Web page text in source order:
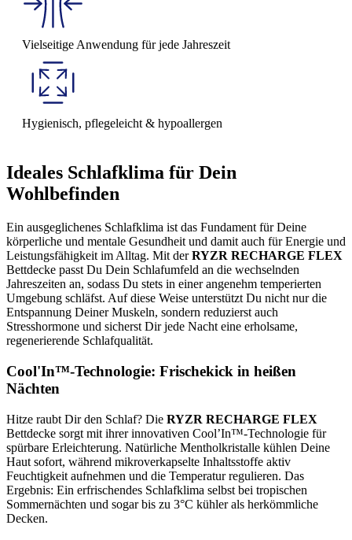
Vielseitige Anwendung für jede Jahreszeit
Hygienisch, pflegeleicht & hypoallergen
Ideales Schlafklima für Dein
Wohlbefinden
Ein ausgeglichenes Schlafklima ist das Fundament für Deine
körperliche und mentale Gesundheit und damit auch für Energie und
Leistungsfähigkeit im Alltag. Mit derRYZR RECHARGE FLEX
Bettdecke passt Du Dein Schlafumfeld an die wechselnden
Jahreszeiten an, sodass Du stets in einer angenehm temperierten
Umgebung schläfst. Auf diese Weise unterstützt Du nicht nur die
Entspannung Deiner Muskeln, sondern reduzierst auch
Stresshormone und sicherst Dir jede Nacht eine erholsame,
regenerierende Schlafqualität.
Cool'In™-Technologie: Frischekick in heißen
Nächten
Hitze raubt Dir den Schlaf? Die RYZR RECHARGE FLEX
Bettdecke sorgt mit ihrer innovativen Cool’In™-Technologie für
spürbare Erleichterung. Natürliche Mentholkristalle kühlen Deine
Haut sofort, während mikroverkapselte Inhaltsstoffe aktiv
Feuchtigkeit aufnehmen und die Temperatur regulieren. Das
Ergebnis: Ein erfrischendes Schlafklima selbst bei tropischen
Sommernächten und sogar bis zu 3°C kühler als herkömmliche
Decken.